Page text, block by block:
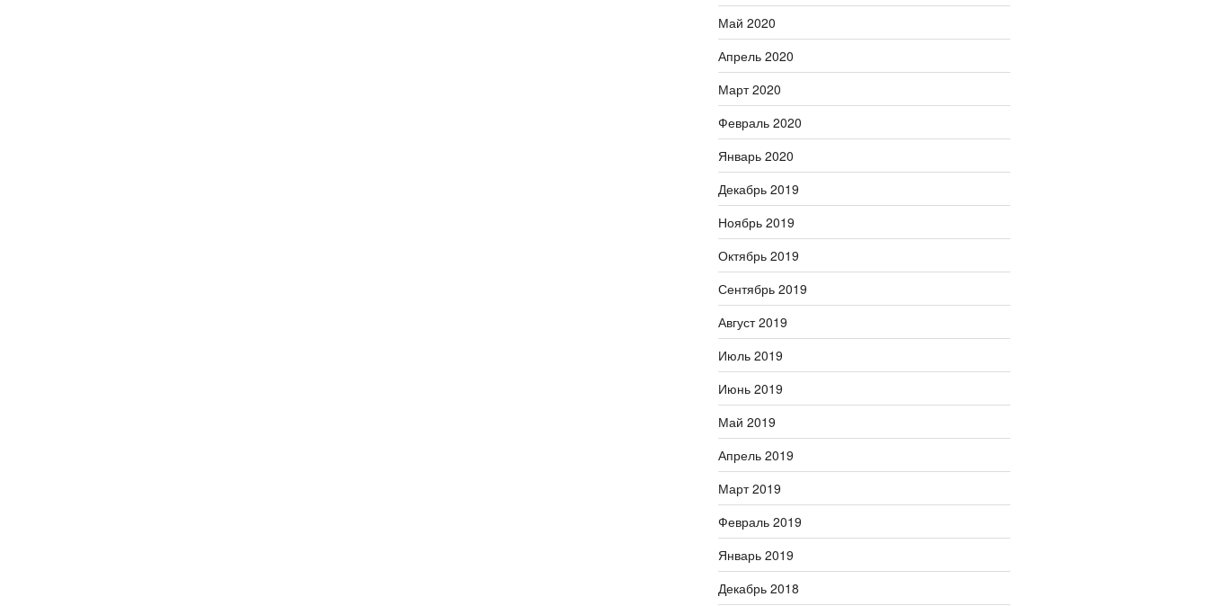
Май 2020
Апрель 2020
Март 2020
Февраль 2020
Январь 2020
Декабрь 2019
Ноябрь 2019
Октябрь 2019
Сентябрь 2019
Август 2019
Июль 2019
Июнь 2019
Май 2019
Апрель 2019
Март 2019
Февраль 2019
Январь 2019
Декабрь 2018